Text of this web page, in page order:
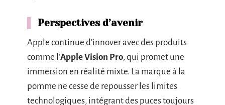
Perspectives d’avenir
Apple continue d’innover avec des produits
comme l’Apple Vision Pro, qui promet une
immersion en réalité mixte. La marque à la
pomme ne cesse de repousser les limites
technologiques, intégrant des puces toujours